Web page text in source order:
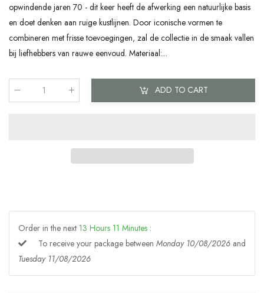
opwindende jaren 70 - dit keer heeft de afwerking een natuurlijke basis
en doet denken aan ruige kustlijnen. Door iconische vormen te
combineren met frisse toevoegingen, zal de collectie in de smaak vallen
bij liefhebbers van rauwe eenvoud. Materiaal:...
ADD TO CART
Order in the next 13 Hours 11 Minutes :
To receive your package between Monday 10/08/2026 and
Tuesday 11/08/2026